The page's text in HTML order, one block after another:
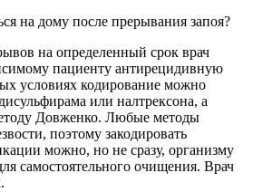
на дому после прерывания запоя?
на определенный срок врач
пациенту антирецидивную
условиях кодирование можно
или налтрексона, а
Довженко. Любые методы
поэтому закодировать
можно, но не сразу, организму
самостоятельного очищения. Врач